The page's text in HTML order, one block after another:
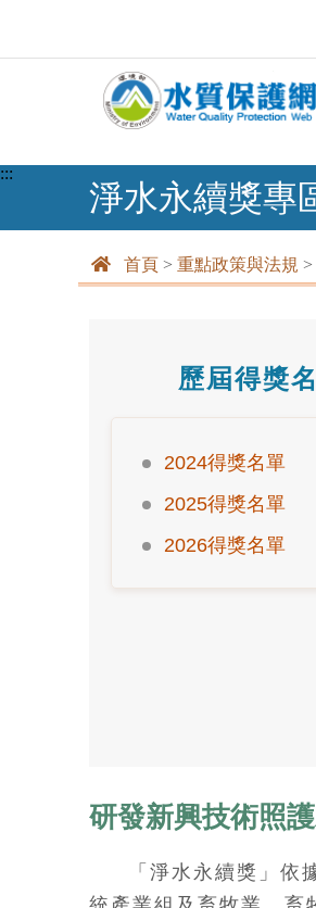
:::
淨水永續獎專
首頁 > 重點政策與法規 >
歷屆得獎
2024得獎名單
2025得獎名單
2026得獎名單
研發新興技術照
「淨水永續獎」